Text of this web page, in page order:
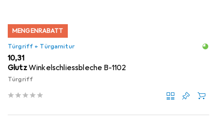
MENGENRABATT
Türgriff + Türgarnitur
EUR
10,31
GlutzWinkelschliessbleche B-1102
Türgriff